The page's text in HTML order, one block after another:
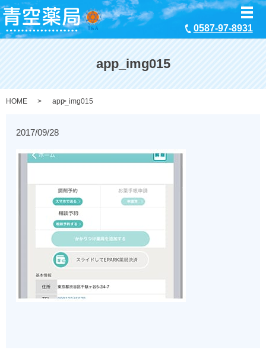
0587-97-8931
メ
app_img015
HOME app_img015
2017/09/28